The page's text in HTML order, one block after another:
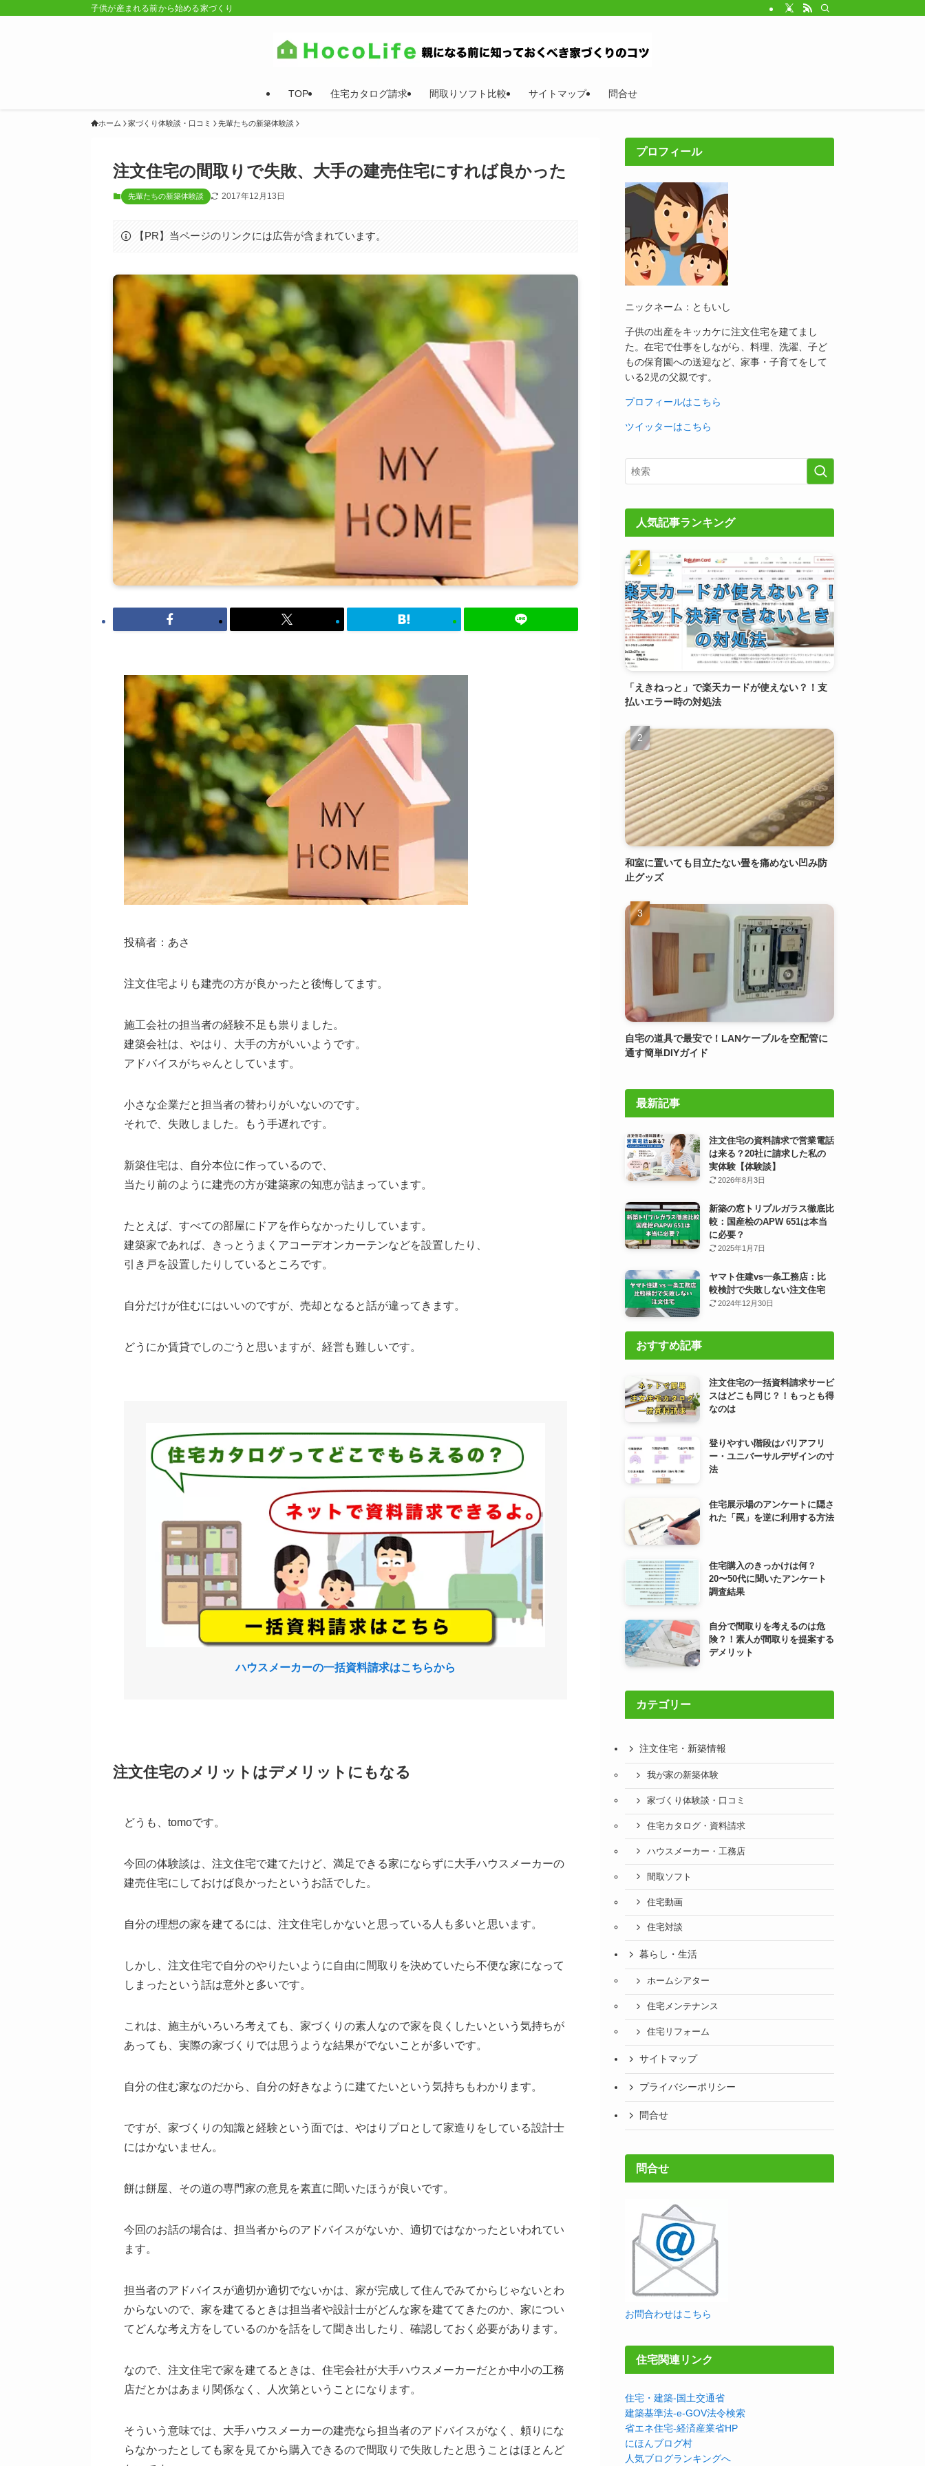
子供が産まれる前から始める家づくり
TOP 住宅カタログ請求 間取りソフト比較 サイトマップ 問合せ
ホーム 家づくり体験談・口コミ 先輩たちの新築体験談
注文住宅の間取りで失敗、大手の建売住宅にすれば良かった
先輩たちの新築体験談 2017年12月13日
【PR】当ページのリンクには広告が含まれています。
投稿者：あさ
注文住宅よりも建売の方が良かったと後悔してます。
施工会社の担当者の経験不足も祟りました。
建築会社は、やはり、大手の方がいいようです。
アドバイスがちゃんとしています。
小さな企業だと担当者の替わりがいないのです。
それで、失敗しました。もう手遅れです。
新築住宅は、自分本位に作っているので、
当たり前のように建売の方が建築家の知恵が詰まっています。
たとえば、すべての部屋にドアを作らなかったりしています。
建築家であれば、きっとうまくアコーデオンカーテンなどを設置したり、
引き戸を設置したりしているところです。
自分だけが住むにはいいのですが、売却となると話が違ってきます。
どうにか賃貸でしのごうと思いますが、経営も難しいです。
ハウスメーカーの一括資料請求はこちらから
注文住宅のメリットはデメリットにもなる
どうも、tomoです。
今回の体験談は、注文住宅で建てたけど、満足できる家にならずに大手ハウスメーカーの
建売住宅にしておけば良かったというお話でした。
自分の理想の家を建てるには、注文住宅しかないと思っている人も多いと思います。
しかし、注文住宅で自分のやりたいように自由に間取りを決めていたら不便な家になって
しまったという話は意外と多いです。
これは、施主がいろいろ考えても、家づくりの素人なので家を良くしたいという気持ちが
あっても、実際の家づくりでは思うような結果がでないことが多いです。
自分の住む家なのだから、自分の好きなように建てたいという気持ちもわかります。
ですが、家づくりの知識と経験という面では、やはりプロとして家造りをしている設計士
にはかないません。
餅は餅屋、その道の専門家の意見を素直に聞いたほうが良いです。
今回のお話の場合は、担当者からのアドバイスがないか、適切ではなかったといわれてい
ます。
担当者のアドバイスが適切か適切でないかは、家が完成して住んでみてからじゃないとわ
からないので、家を建てるときは担当者や設計士がどんな家を建ててきたのか、家につい
てどんな考え方をしているのかを話をして聞き出したり、確認しておく必要があります。
なので、注文住宅で家を建てるときは、住宅会社が大手ハウスメーカーだとか中小の工務
店だとかはあまり関係なく、人次第ということになります。
そういう意味では、大手ハウスメーカーの建売なら担当者のアドバイスがなく、頼りにな
らなかったとしても家を見てから購入できるので間取りで失敗したと思うことはほとんど
プロフィール
ニックネーム：ともいし
子供の出産をキッカケに注文住宅を建てまし
た。在宅で仕事をしながら、料理、洗濯、子ど
もの保育園への送迎など、家事・子育てをして
いる2児の父親です。
プロフィールはこちら
ツイッターはこちら
人気記事ランキング
「えきねっと」で楽天カードが使えない？！支
払いエラー時の対処法
和室に置いても目立たない畳を痛めない凹み防
止グッズ
自宅の道具で最安で！LANケーブルを空配管に
通す簡単DIYガイド
最新記事
注文住宅の資料請求で営業電話
は来る？20社に請求した私の
実体験【体験談】
2026年8月3日
新築の窓トリプルガラス徹底比
較：国産桧のAPW 651は本当
に必要？
2025年1月7日
ヤマト住建vs一条工務店：比
較検討で失敗しない注文住宅
2024年12月30日
おすすめ記事
注文住宅の一括資料請求サービ
スはどこも同じ？！もっとも得
なのは
登りやすい階段はバリアフリ
ー・ユニバーサルデザインの寸
法
住宅展示場のアンケートに隠さ
れた「罠」を逆に利用する方法
住宅購入のきっかけは何？
20〜50代に聞いたアンケート
調査結果
自分で間取りを考えるのは危
険？！素人が間取りを提案する
デメリット
カテゴリー
注文住宅・新築情報
我が家の新築体験
家づくり体験談・口コミ
住宅カタログ・資料請求
ハウスメーカー・工務店
間取ソフト
住宅動画
住宅対談
暮らし・生活
ホームシアター
住宅メンテナンス
住宅リフォーム
サイトマップ
プライバシーポリシー
問合せ
問合せ
お問合わせはこちら
住宅関連リンク
住宅・建築-国土交通省
建築基準法-e-GOV法令検索
省エネ住宅-経済産業省HP
にほんブログ村
人気ブログランキングへ